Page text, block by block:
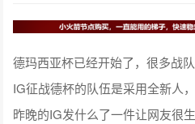
德玛西亚杯已经开始了，很多战
IG征战德杯的队伍是采用全新人
昨晚的IG发什么了一件让网友很